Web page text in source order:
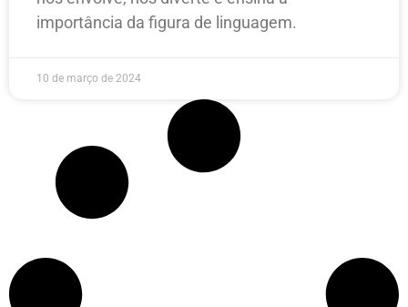
importância da figura de linguagem.
10 de março de 2024